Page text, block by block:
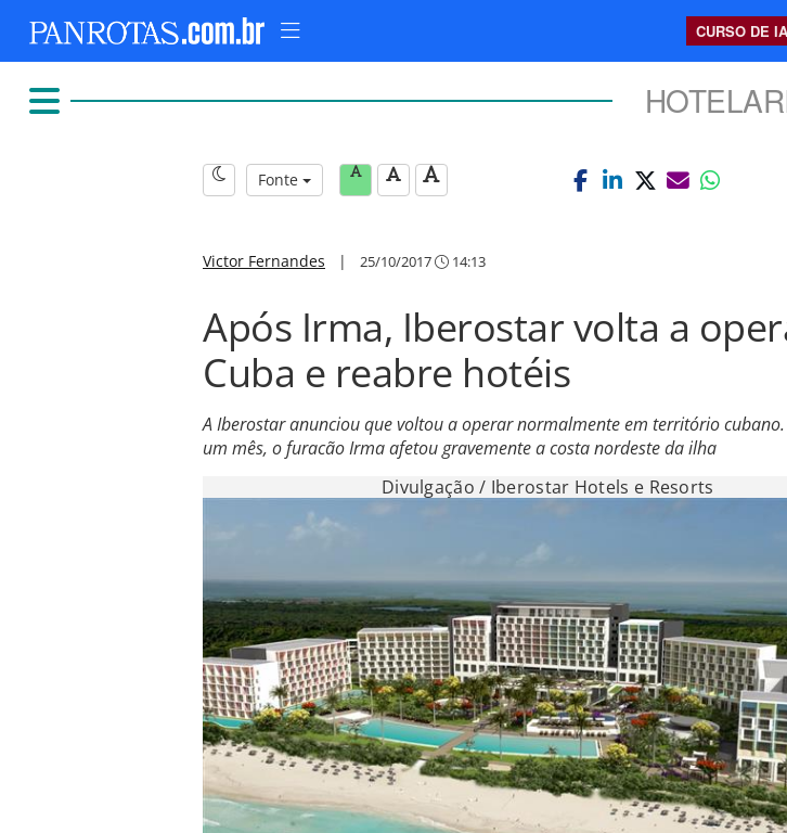
CURSO DE IA
Fonte
Victor Fernandes | 25/10/2017 14:13
Após Irma, Iberostar volta a
Cuba e reabre hotéis
A Iberostar anunciou que voltou a operar normalmente em território
um mês, o furacão Irma afetou gravemente a costa nordeste da ilha
Divulgação / Iberostar Hotels e Resorts